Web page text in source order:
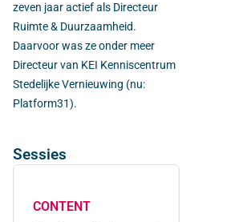
zeven jaar actief als Directeur
Ruimte & Duurzaamheid.
Daarvoor was ze onder meer
Directeur van KEI Kenniscentrum
Stedelijke Vernieuwing (nu:
Platform31).
Sessies
CONTENT